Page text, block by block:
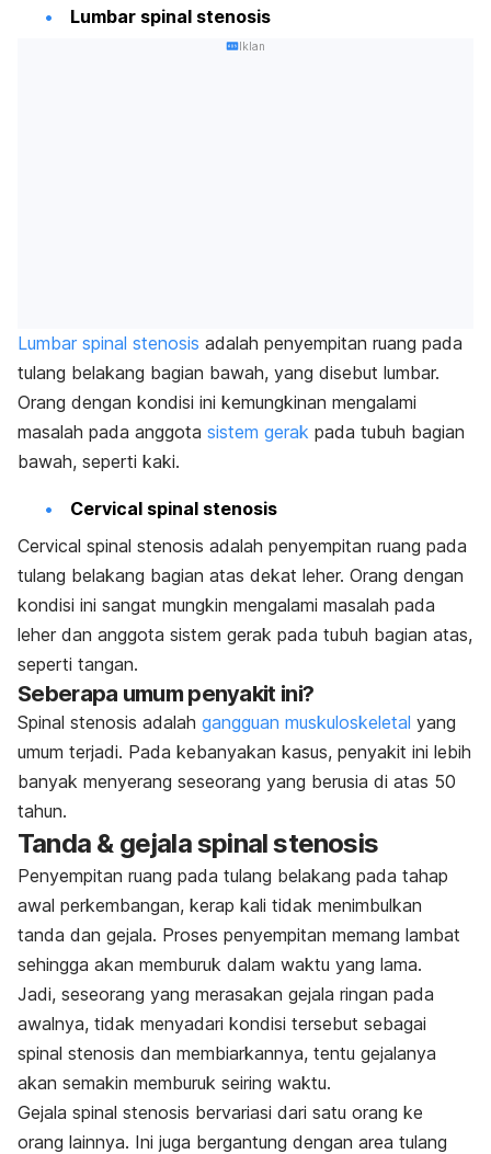
Lumbar spinal stenosis
Iklan
Lumbar spinal stenosis adalah penyempitan ruang pada
tulang belakang bagian bawah, yang disebut lumbar.
Orang dengan kondisi ini kemungkinan mengalami
masalah pada anggota sistem gerak pada tubuh bagian
bawah, seperti kaki.
Cervical spinal stenosis
Cervical spinal stenosis adalah penyempitan ruang pada
tulang belakang bagian atas dekat leher. Orang dengan
kondisi ini sangat mungkin mengalami masalah pada
leher dan anggota sistem gerak pada tubuh bagian atas,
seperti tangan.
Seberapa umum penyakit ini?
Spinal stenosis adalah gangguan muskuloskeletal yang
umum terjadi. Pada kebanyakan kasus, penyakit ini lebih
banyak menyerang seseorang yang berusia di atas 50
tahun.
Tanda & gejala spinal stenosis
Penyempitan ruang pada tulang belakang pada tahap
awal perkembangan, kerap kali tidak menimbulkan
tanda dan gejala. Proses penyempitan memang lambat
sehingga akan memburuk dalam waktu yang lama.
Jadi, seseorang yang merasakan gejala ringan pada
awalnya, tidak menyadari kondisi tersebut sebagai
spinal stenosis dan membiarkannya, tentu gejalanya
akan semakin memburuk seiring waktu.
Gejala spinal stenosis bervariasi dari satu orang ke
orang lainnya. Ini juga bergantung dengan area tulang